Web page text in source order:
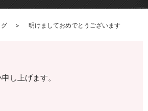
明けましておめでとうございます
し上げます。